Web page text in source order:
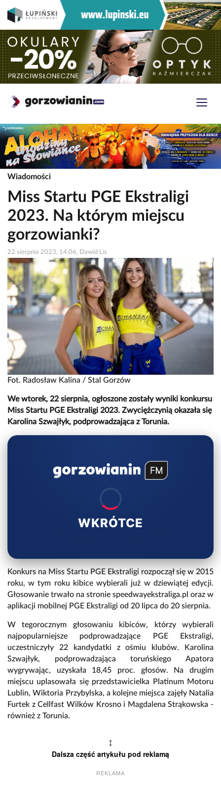
Wiadomości
Miss Startu PGE Ekstraligi
2023. Na którym miejscu
gorzowianki?
22 sierpnia 2023, 14:06, Dawid Lis
Fot. Radosław Kalina / Stal Gorzów
We wtorek, 22 sierpnia, ogłoszone zostały wyniki konkursu
Miss Startu PGE Ekstraligi 2023. Zwyciężczynią okazała się
Karolina Szwajłyk, podprowadzająca z Torunia.
WKRÓTCE
Konkurs na Miss Startu PGE Ekstraligi rozpoczął się w 2015
roku, w tym roku kibice wybierali już w dziewiątej edycji.
Głosowanie trwało na stronie speedwayekstraliga.pl oraz w
aplikacji mobilnej PGE Ekstraligi od 20 lipca do 20 sierpnia.
W tegorocznym głosowaniu kibiców, którzy wybierali
najpopularniejsze podprowadzające PGE Ekstraligi,
uczestniczyły 22 kandydatki z ośmiu klubów. Karolina
Szwajłyk, podprowadzająca toruńskiego Apatora
wygrywając, uzyskała 18,45 proc. głosów. Na drugim
miejscu uplasowała się przedstawicielka Platinum Motoru
Lublin, Wiktoria Przybylska, a kolejne miejsca zajęły Natalia
Furtek z Cellfast Wilków Krosno i Magdalena Strąkowska -
również z Torunia.
↕
Dalsza część artykułu pod reklamą
REKLAMA